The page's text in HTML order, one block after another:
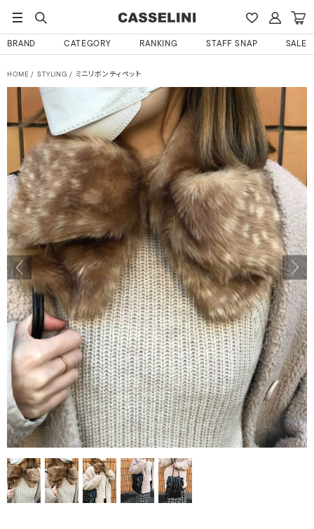
BRAND CATEGORY RANKING STAFF SNAP SALE
HOME STYLING ミニリボンティペット